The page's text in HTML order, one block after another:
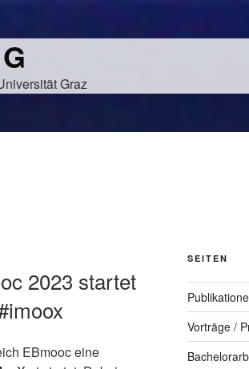
Graz
2023 startet
EBmooc eine
SEITEN
Vorträge /